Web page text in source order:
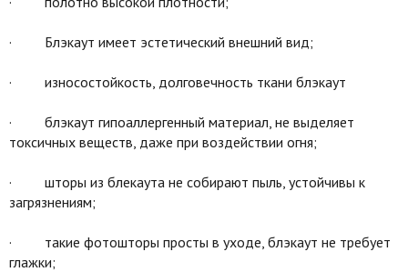
· Блэкаут имеет эстетический внешний вид;
· износостойкость, долговечность ткани блэкаут
· блэкаут гипоаллергенный материал, не выделяет
токсичных веществ, даже при воздействии огня;
· шторы из блекаута не собирают пыль, устойчивы к
загрязнениям;
· такие фотошторы просты в уходе, блэкаут не требует
глажки;